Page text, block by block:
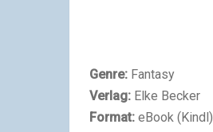
Genre: Fantasy
Verlag: Elke Becker
Format: eBook (Kindl)